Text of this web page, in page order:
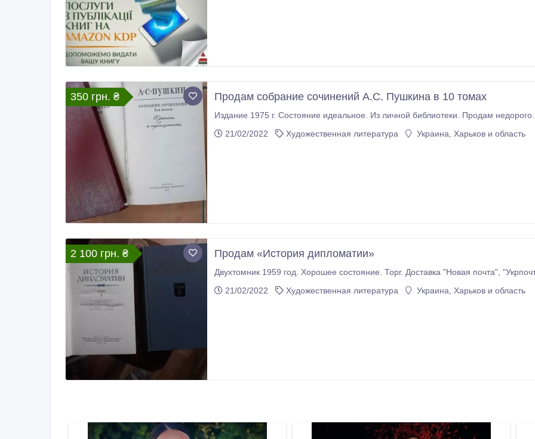
350 грн. ₴ Продам собрание сочинений А.С. Пушкина в 10 томах
Издание 1975 г. Состояние идеальное.
21/02/2022
Художественная литература Украина, Харьков и область
2 100 грн. ₴ Продам «История дипломатии»
21/02/2022 Художественная литература Украина, Харьков и область